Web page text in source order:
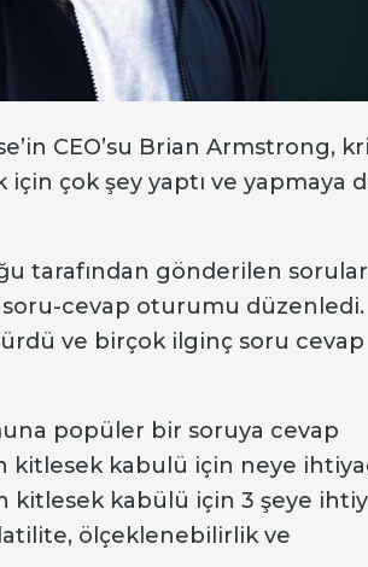
CEO’su Brian Armstrong,
çok şey yaptı ve yapmaya
tarafından gönderilen
cevap oturumu düzenledi.
ve birçok ilginç soru cevap
popüler bir soruya cevap
kitlesek kabulü için neye
kitlesek kabülü için 3 şeye
ölçeklenebilirlik ve